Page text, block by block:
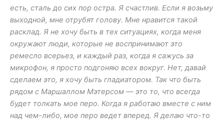
есть, сталь до сих пор остра. Я счастлив. Если я возьму
выходной, мне отрубят голову. Мне нравится такой
расклад. Я не хочу быть в тех ситуациях, когда меня
окружают люди, которые не воспринимают это
ремесло всерьез, и каждый раз, когда я сажусь за
микрофон, я просто подгоняю всех вокруг. Нет, давай
сделаем это, я хочу быть гладиатором. Так что быть
рядом с Маршаллом Мэтерсом — это то, что всегда
будет толкать мое перо. Когда я работаю вместе с ним
над чем-либо, мое перо ведет вперед. Я делаю что-то